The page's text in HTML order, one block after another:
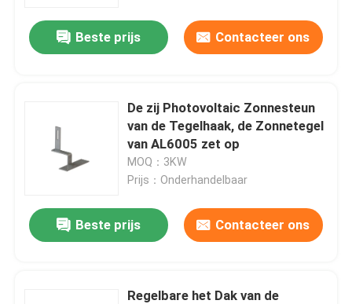
Beste prijs Contacteer ons
De zij Photovoltaic Zonnesteun
van de Tegelhaak, de Zonnetegel
van AL6005 zet op
MOQ：3KW
Prijs：Onderhandelbaar
Beste prijs Contacteer ons
Regelbare het Dak van de